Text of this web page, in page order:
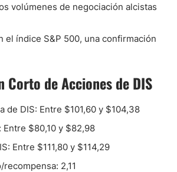
volúmenes de negociación alcistas
el índice S&P 500, una confirmación
Corto de Acciones de DIS
de DIS: Entre $101,60 y $104,38
Entre $80,10 y $82,98
Entre $111,80 y $114,29
2,11